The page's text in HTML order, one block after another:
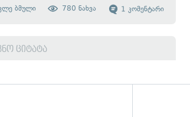
1 კომენტარი
780 ნახვა
ბმული
ციტატა